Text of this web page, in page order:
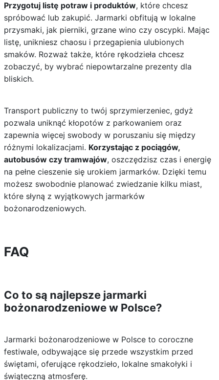
Przygotuj listę potraw i produktów, które chcesz
spróbować lub zakupić. Jarmarki obfitują w lokalne
przysmaki, jak pierniki, grzane wino czy oscypki. Mając
listę, unikniesz chaosu i przegapienia ulubionych
smaków. Rozważ także, które rękodzieła chcesz
zobaczyć, by wybrać niepowtarzalne prezenty dla
bliskich.
Transport publiczny to twój sprzymierzeniec, gdyż
pozwala uniknąć kłopotów z parkowaniem oraz
zapewnia więcej swobody w poruszaniu się między
różnymi lokalizacjami. Korzystając z pociągów,
autobusów czy tramwajów, oszczędzisz czas i energię
na pełne cieszenie się urokiem jarmarków. Dzięki temu
możesz swobodnie planować zwiedzanie kilku miast,
które słyną z wyjątkowych jarmarków
bożonarodzeniowych.
FAQ
Co to są najlepsze jarmarki
bożonarodzeniowe w Polsce?
Jarmarki bożonarodzeniowe w Polsce to coroczne
festiwale, odbywające się przede wszystkim przed
świętami, oferujące rękodzieło, lokalne smakołyki i
świąteczną atmosferę.